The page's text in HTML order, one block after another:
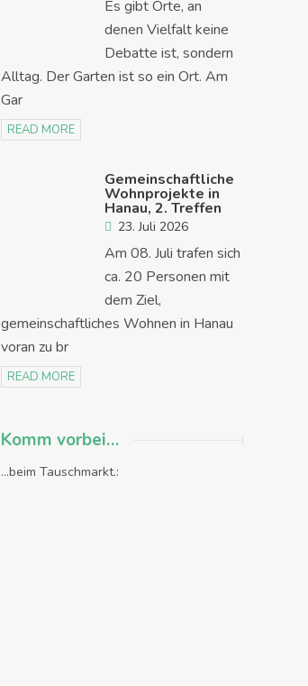
Es gibt Orte, an
denen Vielfalt keine
Debatte ist, sondern
Alltag. Der Garten ist so ein Ort. Am
Gar
READ MORE
Gemeinschaftliche
Wohnprojekte in
Hanau, 2. Treffen
23. Juli 2026
Am 08. Juli trafen sich
ca. 20 Personen mit
dem Ziel,
gemeinschaftliches Wohnen in Hanau
voran zu br
READ MORE
Komm vorbei…
...beim Tauschmarkt.: